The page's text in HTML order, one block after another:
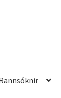
Rannsóknir